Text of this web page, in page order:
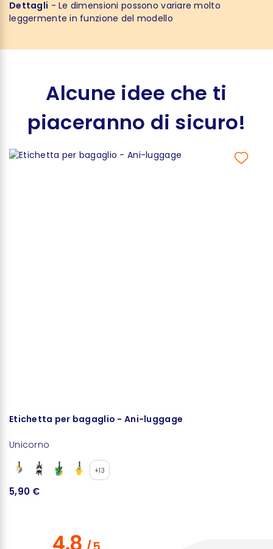
Dettagli - Le dimensioni possono variare molto
leggermente in funzione del modello
Alcune idee che ti
piaceranno di sicuro!
Etichetta per bagaglio - Ani-luggage
Unicorno
+13
5,90 €